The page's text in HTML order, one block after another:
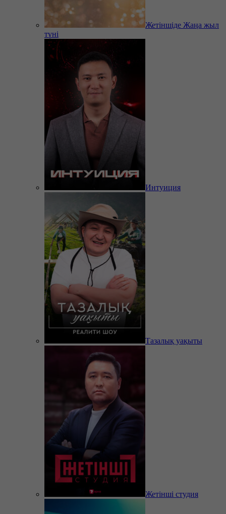
Жетіншіде Жаңа жыл
түні
Интуиция
Тазалық уақыты
Жетінші студия